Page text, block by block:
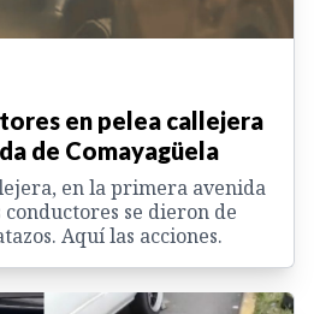
en pelea callejera
de Comayagüela
en la primera avenida
conductores se dieron de
Aquí las acciones.